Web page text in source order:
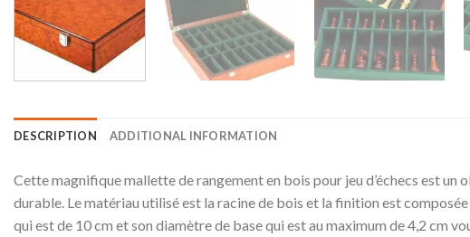
DESCRIPTION ADDITIONAL INFORMATION
Cette magnifique mallette de rangement en bois pour jeu d’échecs est
durable. Le matériau utilisé est la racine de bois et la finition est
qui est de 10 cm et son diamètre de base qui est au maximum de 4,2 cm